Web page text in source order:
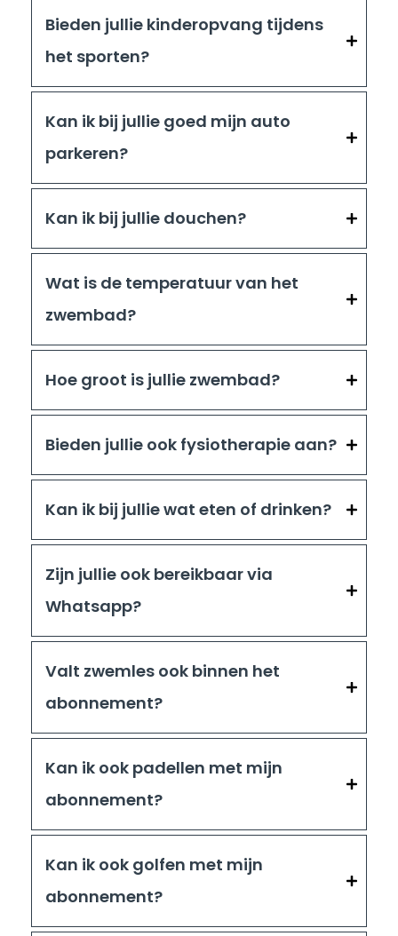
Bieden jullie kinderopvang tijdens
het sporten?
Kan ik bij jullie goed mijn auto
parkeren?
Kan ik bij jullie douchen?
Wat is de temperatuur van het
zwembad?
Hoe groot is jullie zwembad?
Bieden jullie ook fysiotherapie aan?
Kan ik bij jullie wat eten of drinken?
Zijn jullie ook bereikbaar via
Whatsapp?
Valt zwemles ook binnen het
abonnement?
Kan ik ook padellen met mijn
abonnement?
Kan ik ook golfen met mijn
abonnement?